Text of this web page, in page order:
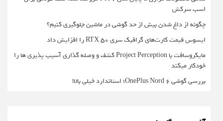
اسب سرکش
چگونه از داغ شدن بیش از حد گوشی در ماشین جلوگیری کنیم؟
ایسوس قیمت کارت‌های گرافیک سری RTX 50 را افزایش داد
مایکروسافت با Project Perception کشف و وصله گذاری آسیب پذیری ها را
خودکار میکند
بررسی گوشی OnePlus Nord 6؛ استاندارد خیلی بالا!